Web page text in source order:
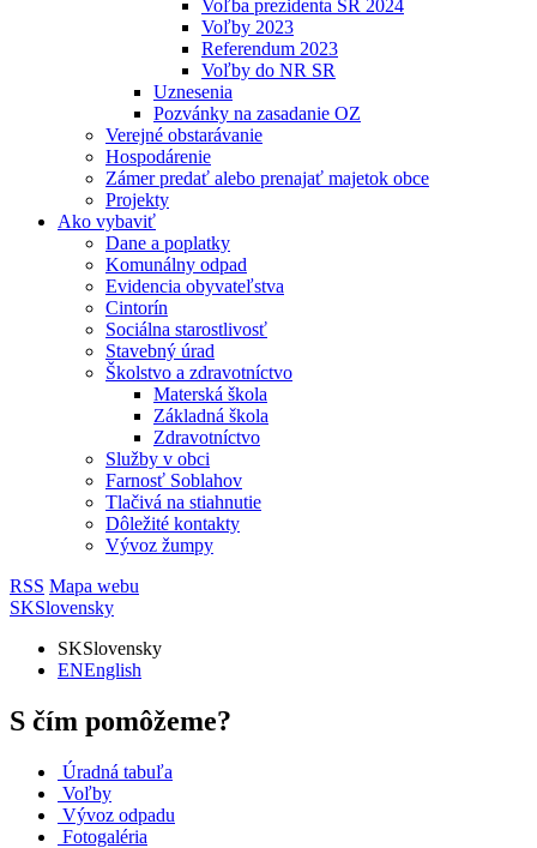
Voľba prezidenta SR 2024
Voľby 2023
Referendum 2023
Voľby do NR SR
Uznesenia
Pozvánky na zasadanie OZ
Verejné obstarávanie
Hospodárenie
Zámer predať alebo prenajať majetok obce
Projekty
Ako vybaviť
Dane a poplatky
Komunálny odpad
Evidencia obyvateľstva
Cintorín
Sociálna starostlivosť
Stavebný úrad
Školstvo a zdravotníctvo
Materská škola
Základná škola
Zdravotníctvo
Služby v obci
Farnosť Soblahov
Tlačivá na stiahnutie
Dôležité kontakty
Vývoz žumpy
RSS Mapa webu
SKSlovensky
SKSlovensky
ENEnglish
S čím pomôžeme?
Úradná tabuľa
Voľby
Vývoz odpadu
Fotogaléria